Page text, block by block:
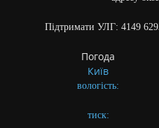
Підтримати УЛГ: 4149
Погода
Київ
вологість:
тиск: